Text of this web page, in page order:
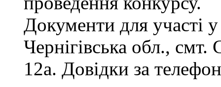
Документи для участі
Чернігівська обл.,
12а. Довідки за